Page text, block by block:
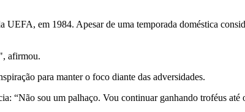
UEFA, em 1984. Apesarde uma temporada doméstica
afirmou.
para mantero foco diante das adversidades.
“Não sou um palhaço. Vou continuar ganhando troféus até